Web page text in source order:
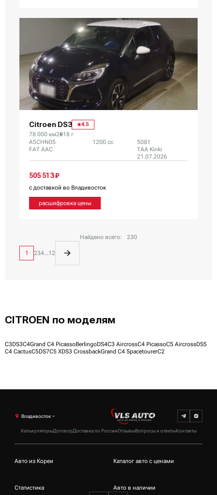
Citroen DS3 4.5
78 000 км2018 г
A5CHN05
FAT AAC
1200 сс
5081
TAA Kinki
21.07.2026
505 513 ₽
с доставкой во Владивосток
расшифровка цены
Найдено всего: 230
1 234...12
CITROEN по моделям
C3DS3C4Grand C4 PicassoBerlingoDS4C3 AircrossC4 PicassoC5 AircrossDS5
C4 CactusC5DS7C5 XDS3 CrossbackGrand C4 SpacetourerC2
КалькуляторыДоговорДоставка по РоссииОтзывыВопросы и ответыКонтакты
Владивосток
Авто из Кореи Каталог авто с ценами
Статистика Авто в наличии